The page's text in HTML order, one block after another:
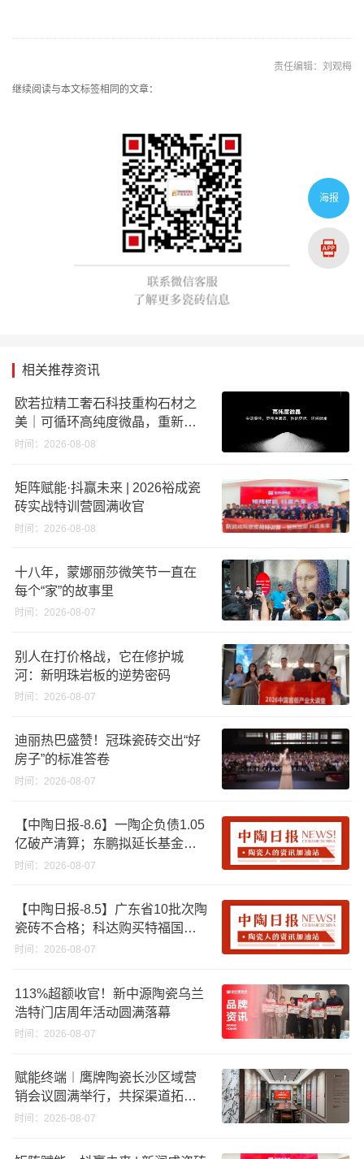
责任编辑：刘观梅
继续阅读与本文标签相同的文章：
相关推荐资讯
欧若拉精工奢石科技重构石材之
美｜可循环高纯度微晶，重新定
义高端奢石原料
时间：2026-08-08
矩阵赋能·抖赢未来 | 2026裕成瓷
砖实战特训营圆满收官
时间：2026-08-08
十八年，蒙娜丽莎微笑节一直在
每个“家”的故事里
时间：2026-08-07
别人在打价格战，它在修护城
河：新明珠岩板的逆势密码
时间：2026-08-07
迪丽热巴盛赞！冠珠瓷砖交出“好
房子”的标准答卷
时间：2026-08-07
【中陶日报-8.6】一陶企负债1.05
亿破产清算；东鹏拟延长基金投
资期限；工信部开展建陶行业能
时间：2026-08-07
【中陶日报-8.5】广东省10批次陶
瓷砖不合格；科达购买特福国际
股份申请未通过；蒙娜丽莎5千万
破18亿元
时间：2026-08-07
113%超额收官！新中源陶瓷乌兰
浩特门店周年活动圆满落幕
时间：2026-08-07
赋能终端︱鹰牌陶瓷长沙区域营
销会议圆满举行，共探渠道拓展
与门店升级新路径
时间：2026-08-07
海报